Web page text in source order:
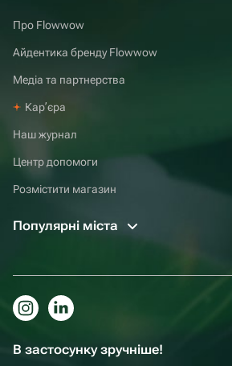
Про Flowwow
Айдентика бренду Flowwow
Медіа та партнерства
Карʼєра
Наш журнал
Центр допомоги
Розмістити магазин
Популярні міста
В застосунку зручніше!